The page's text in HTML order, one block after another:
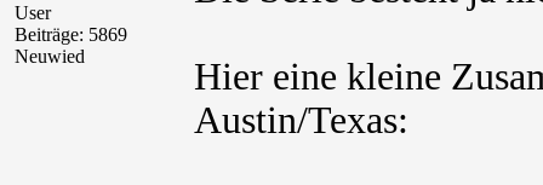
User
Beiträge: 5869
Neuwied
Hier eine kleine
Austin/Texas: